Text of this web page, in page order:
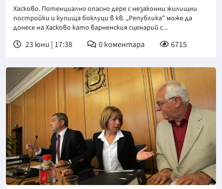
Хасково. Потенциално опасно дере с незаконни жилищни
постройки и купища боклуци в кв. „Република" може да
донесе на Хасково като варненския сценарий с...
23 юни | 17:38 0коментара 6715